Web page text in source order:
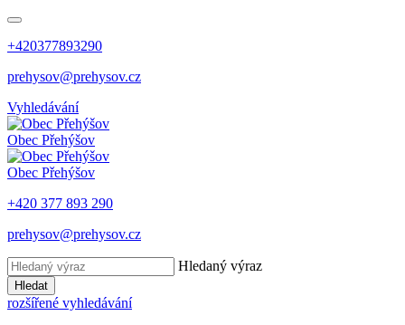
+420377893290
prehysov@prehysov.cz
Vyhledávání
Obec Přehýšov
Obec Přehýšov
+420 377 893 290
prehysov@prehysov.cz
Hledaný výraz
Hledat
rozšířené vyhledávání